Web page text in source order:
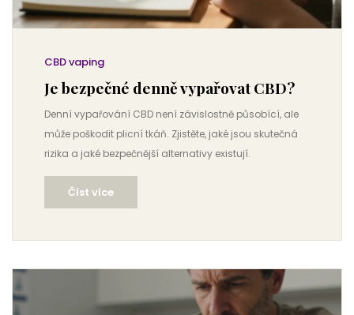
CBD vaping
Je bezpečné denně vypařovat CBD?
Denní vypařování CBD není závislostně působící, ale
může poškodit plicní tkáň. Zjistěte, jaké jsou skutečná
rizika a jaké bezpečnější alternativy existují.
Číst více